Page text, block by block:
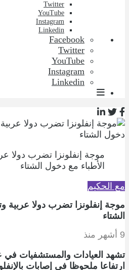
Twitter
YouTube
Instagram
Linkedin
Facebook
Twitter
YouTube
Instagram
Linkedin
موجة إنفلونزا تضرب دولا
الأطباء مع دخول الشتاء
مع الحكيم
موجة إنفلونزا تضرب دولا عربية
الشتاء
9 أشهر منذ
تشهد العيادات والمستشفيات في